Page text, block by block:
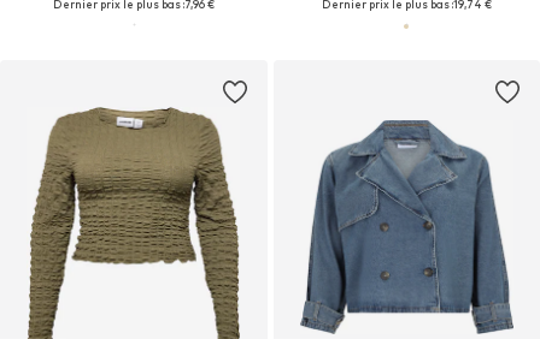
Dernier prix le plus bas :7,96 €
Dernier prix le plus bas :19,74 €